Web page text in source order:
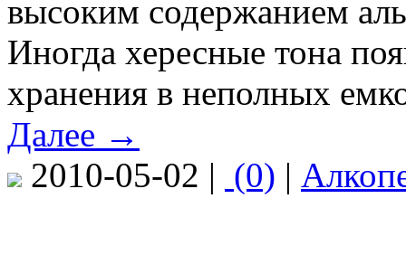
высоким содержанием
Иногда хересные тона
хранения в неполных
Далее →
2010-05-02 | (0) |